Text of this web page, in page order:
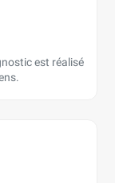
est réalisé